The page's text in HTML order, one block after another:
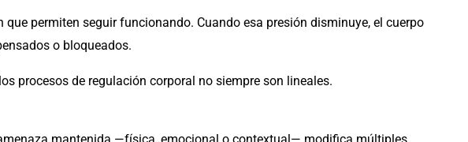
permiten seguir funcionando. Cuando esa presión disminuye, el cuerpo
o bloqueados.
procesos de regulación corporal no siempre son lineales.
mantenida —física, emocional o contextual— modifica múltiples